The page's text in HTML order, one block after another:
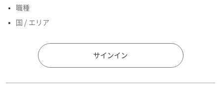
国 / エリア
職種
国 / エリア
サインイン